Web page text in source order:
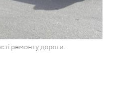
ремонту дороги.